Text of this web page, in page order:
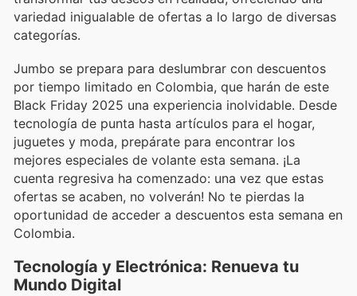
variedad inigualable de ofertas a lo largo de diversas
categorías.
Jumbo se prepara para deslumbrar con descuentos
por tiempo limitado en Colombia, que harán de este
Black Friday 2025 una experiencia inolvidable. Desde
tecnología de punta hasta artículos para el hogar,
juguetes y moda, prepárate para encontrar los
mejores especiales de volante esta semana. ¡La
cuenta regresiva ha comenzado: una vez que estas
ofertas se acaben, no volverán! No te pierdas la
oportunidad de acceder a descuentos esta semana en
Colombia.
Tecnología y Electrónica: Renueva tu
Mundo Digital